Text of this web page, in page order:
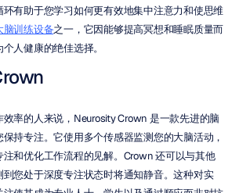
有助于您学习如何更有效地集中注意力和使思维
脑训练设备之一，它因能够提高冥想和睡眠质量而
人健康的绝佳选择。
率的人来说，Neurosity Crown 是一款先进的脑
持专注。它使用多个传感器监测您的大脑活动，
和优化工作流程的见解。Crown 还可以与其他
您处于深度专注状态时将通知静音。这种对实